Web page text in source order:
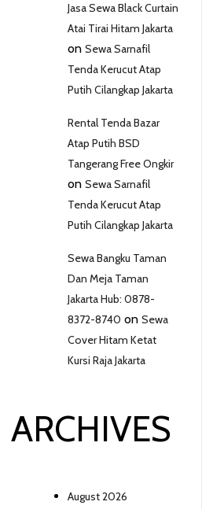
Jasa Sewa Black Curtain
Atai Tirai Hitam Jakarta
onSewa Sarnafil
Tenda Kerucut Atap
Putih Cilangkap Jakarta
Rental Tenda Bazar
Atap Putih BSD
Tangerang Free Ongkir
onSewa Sarnafil
Tenda Kerucut Atap
Putih Cilangkap Jakarta
Sewa Bangku Taman
Dan Meja Taman
Jakarta Hub: 0878-
8372-8740 onSewa
Cover Hitam Ketat
Kursi Raja Jakarta
ARCHIVES
August 2026